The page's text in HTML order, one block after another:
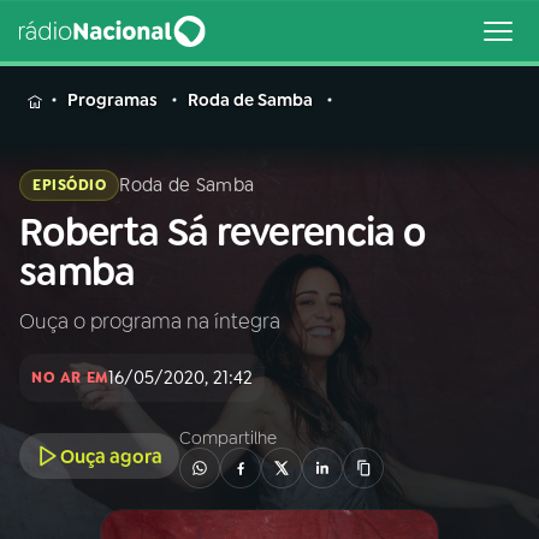
MENU
Buscar
na
Rádio
Nacional
01INÍCIO
A RÁDIO
Programas Roda de Samba
EPISÓDIO Roda de Samba
Roberta Sá reverencia o
samba
Ouça o programa na íntegra
NO AR EM16/05/2020, 21:42
Ouça agora
Compartilhe